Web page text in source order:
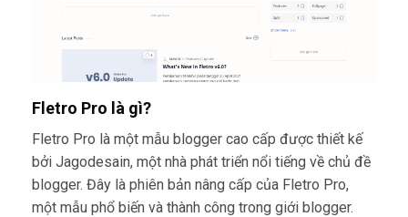
Fletro Pro là gì?
Fletro Pro là một mẫu blogger cao cấp được thiết kế
bởi Jagodesain, một nhà phát triển nổi tiếng về chủ đề
blogger. Đây là phiên bản nâng cấp của Fletro Pro,
một mẫu phổ biến và thành công trong giới blogger.